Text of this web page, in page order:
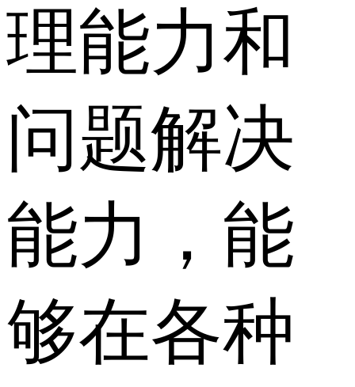
理能力和
问题解决
能力，能
够在各种